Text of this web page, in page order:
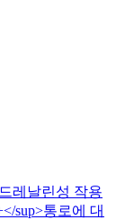
레날린성 작용
sup>통로에 대